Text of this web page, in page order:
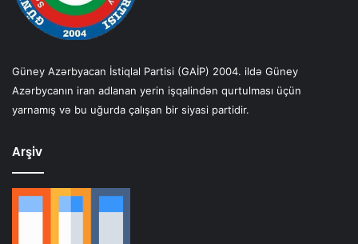
Güney Azərbyacan İstiqlal Partisi (GAİP) 2004. ildə Güney
Azərbycanın iran adlanan yerin işqalindən qurtulması üçün
yarnamış və bu uğurda çalışan bir siyasi partidir.
Arşiv